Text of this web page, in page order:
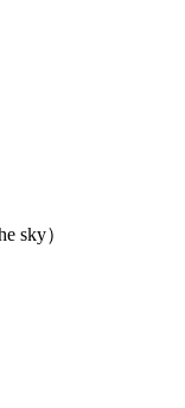
sky）